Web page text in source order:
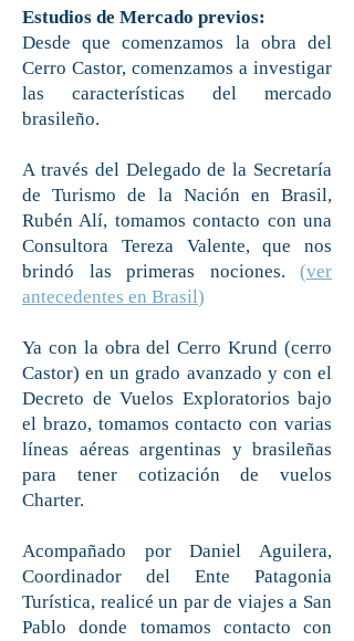
Estudios de Mercado previos:
Desde que comenzamos la obra del
Cerro Castor, comenzamos a investigar
las características del mercado
brasileño.
A través del Delegado de la Secretaría
de Turismo de la Nación en Brasil,
Rubén Alí, tomamos contacto con una
Consultora Tereza Valente, que nos
brindó las primeras nociones. (ver
antecedentes en Brasil)
Ya con la obra del Cerro Krund (cerro
Castor) en un grado avanzado y con el
Decreto de Vuelos Exploratorios bajo
el brazo, tomamos contacto con varias
líneas aéreas argentinas y brasileñas
para tener cotización de vuelos
Charter.
Acompañado por Daniel Aguilera,
Coordinador del Ente Patagonia
Turística, realicé un par de viajes a San
Pablo donde tomamos contacto con